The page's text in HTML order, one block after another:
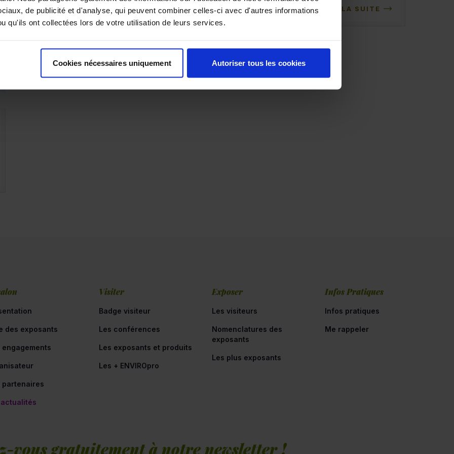
de publicité et d'analyse, qui peuvent combiner celles-ci avec d'autres informations
qu'ils ont collectées lors de votre utilisation de leurs services.
Cookies nécessaires uniquement Autoriser tous les cookies
LIRE LA SUITE LIRE LA SUITE
des exposants
engagements
partenaires
actualités
Visiter
Badge visiteur
Les conférences
Les exposants et produits
Les + ENVIROpro
Exposer
Les visiteurs
Nomenclatures des
exposants
Les plus exposants
Infos Pratiques
Infos pratiques
Me rappeler
vous gratuitement à notre newsletter !